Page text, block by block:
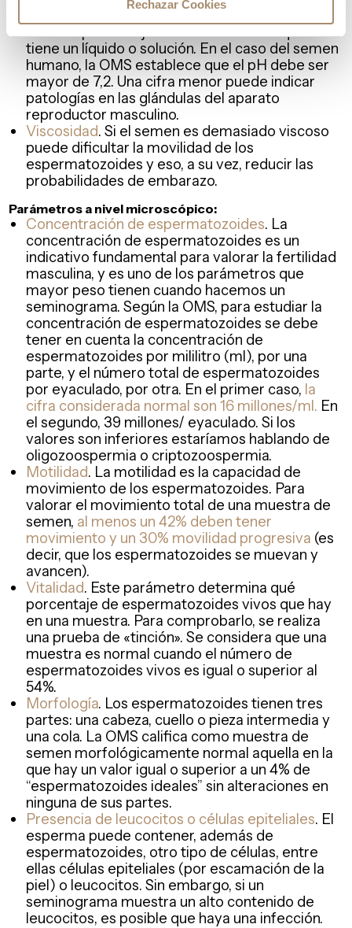
Rechazar Cookies
saber el porcentaje de ácido o alcalino que
tiene un líquido o solución. En el caso del semen
humano, la OMS establece que el pH debe ser
mayor de 7,2. Una cifra menor puede indicar
patologías en las glándulas del aparato
reproductor masculino.
Viscosidad. Si el semen es demasiado viscoso
puede dificultar la movilidad de los
espermatozoides y eso, a su vez, reducir las
probabilidades de embarazo.
Parámetros a nivel microscópico:
Concentración de espermatozoides. La
concentración de espermatozoides es un
indicativo fundamental para valorar la fertilidad
masculina, y es uno de los parámetros que
mayor peso tienen cuando hacemos un
seminograma. Según la OMS, para estudiar la
concentración de espermatozoides se debe
tener en cuenta la concentración de
espermatozoides por mililitro (ml), por una
parte, y el número total de espermatozoides
por eyaculado, por otra. En el primer caso, la
cifra considerada normal son 16 millones/ml. En
el segundo, 39 millones/ eyaculado. Si los
valores son inferiores estaríamos hablando de
oligozoospermia o criptozoospermia.
Motilidad. La motilidad es la capacidad de
movimiento de los espermatozoides. Para
valorar el movimiento total de una muestra de
semen, al menos un 42% deben tener
movimiento y un 30% movilidad progresiva (es
decir, que los espermatozoides se muevan y
avancen).
Vitalidad. Este parámetro determina qué
porcentaje de espermatozoides vivos que hay
en una muestra. Para comprobarlo, se realiza
una prueba de «tinción». Se considera que una
muestra es normal cuando el número de
espermatozoides vivos es igual o superior al
54%.
Morfología. Los espermatozoides tienen tres
partes: una cabeza, cuello o pieza intermedia y
una cola. La OMS califica como muestra de
semen morfológicamente normal aquella en la
que hay un valor igual o superior a un 4% de
“espermatozoides ideales” sin alteraciones en
ninguna de sus partes.
Presencia de leucocitos o células epiteliales. El
esperma puede contener, además de
espermatozoides, otro tipo de células, entre
ellas células epiteliales (por escamación de la
piel) o leucocitos. Sin embargo, si un
seminograma muestra un alto contenido de
leucocitos, es posible que haya una infección.